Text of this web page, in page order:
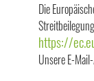
Die
https://
Unsere E-